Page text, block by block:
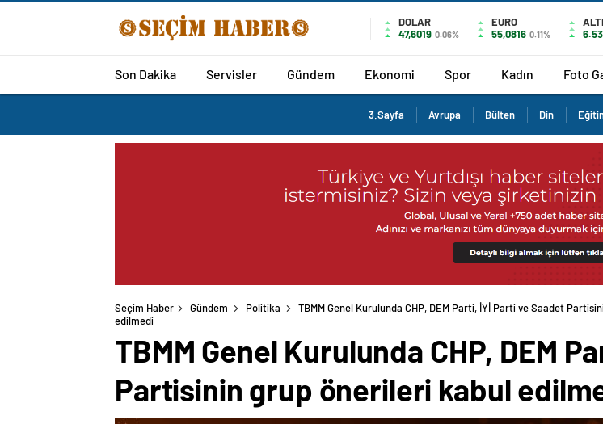
DOLAR
47,6019 0.06%
EURO
55,0816 0.11%
Son Dakika Servisler Gündem Ekonomi Spor Kadın Foto
3.Sayfa Avrupa Bülten Din
Seçim Haber Gündem Politika
TBMM Genel Kurulunda CHP, DEM Parti, İYİ Parti ve Saadet
edilmedi
TBMM Genel Kurulunda CHP, DEM
Partisinin grup önerileri kabul